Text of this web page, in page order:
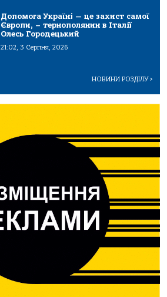
Допомога Україні — це захист самої
Європи, – тернополянин в Італії
Олесь Городецький
21:02, 3 Серпня, 2026
НОВИНИ РОЗДІЛУ>